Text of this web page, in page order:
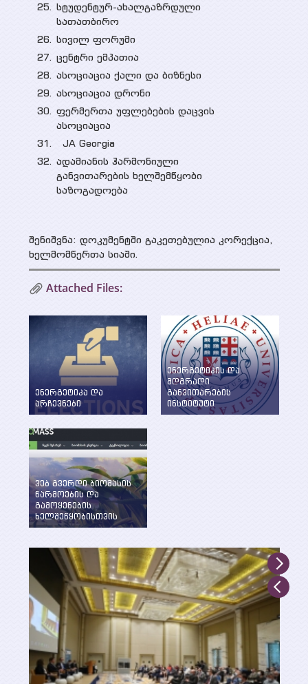
სტუდენტურ-ახალგაზრდული
სათათბირო
სივილ ფორუმი
ცენტრი ემპათია
ასოციაცია ქალი და ბიზნესი
ასოციაცია დრონი
ფერმერთა უფლებების დაცვის
ასოციაცია
JA Georgia
ადამიანის ჰარმონიული
განვითარების ხელშემწყობი
საზოგადოება
შენიშვნა: დოკუმენტში გაკეთებულია კორექცია,
ხელმომწერთა სიაში.
Attached Files:
ენერგეტიკა და
არჩევნები
ენერგეტიკის
საკითხების განხილვა
პერიოდში
ენერგეტიკის და
მდგრადი
განვითარების
ინსტიტუტი
WEG-მა დააფუძნა
ვებ გვერდი ბიომასის
წარმოების და
გამოყენების
ხელშეწყობისთვის
შექმნილია WEG-ის
საქართველოს
გარემოსა და
ბუნებრივი
რესურსების დაცვის
სამინისტროს
მხარდაჭერით